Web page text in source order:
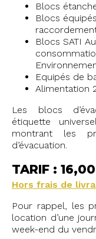
Blocs
Blocs
Blocs SATI
Equipés de
Alimentation
Les blocs
étiquette
montrant les
d’évacuation.
TARIF :
Hors frais de
Pour rappel, les
location d’une
week-end du